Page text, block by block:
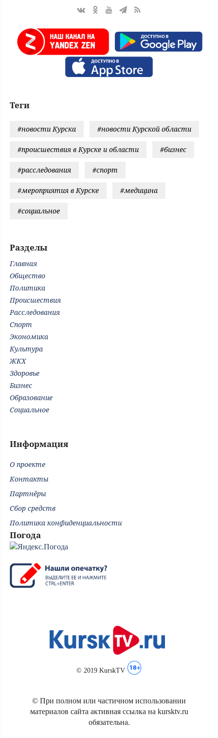
Теги
#новости Курска #новости Курской области
#происшествия в Курске и области #бизнес
#расследования #спорт
#мероприятия в Курске #медицина
#социальное
Разделы
Главная
Общество
Политика
Происшествия
Расследования
Спорт
Экономика
Культура
ЖКХ
Здоровье
Бизнес
Образование
Социальное
Информация
О проекте
Контакты
Партнёры
Сбор средств
Политика конфиденциальности
Погода
© 2019 KurskTV
© При полном или частичном использовании
материалов сайта активная ссылка на kursktv.ru
обязательна.